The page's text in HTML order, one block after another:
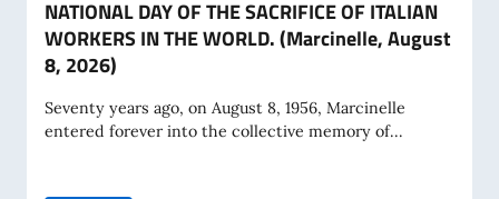
NATIONAL DAY OF THE SACRIFICE OF ITALIAN
WORKERS IN THE WORLD. (Marcinelle, August
8, 2026)
Seventy years ago, on August 8, 1956, Marcinelle
entered forever into the collective memory of...